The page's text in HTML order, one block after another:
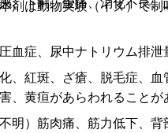
紅斑、ざ瘡、脱毛症、
）筋肉痛、筋力低下、背
は動物実験（イヌ）で
症、尿中ナトリウム排泄
黄疸があらわれることが